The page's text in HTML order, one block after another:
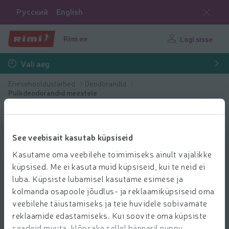
See veebisait kasutab küpsiseid
Kasutame oma veebilehe toimimiseks ainult vajalikke
küpsised. Me ei kasuta muid küpsiseid, kui te neid ei
luba. Küpsiste lubamisel kasutame esimese ja
kolmanda osapoole jõudlus- ja reklaamiküpsiseid oma
veebilehe täiustamiseks ja teie huvidele sobivamate
reklaamide edastamiseks. Kui soovite oma küpsiste
Русский English
Rimi.ee Logi sisse
Vali aeg
Enesehooldustarbed
Deodorandid
Pulkdeodorandid meestele